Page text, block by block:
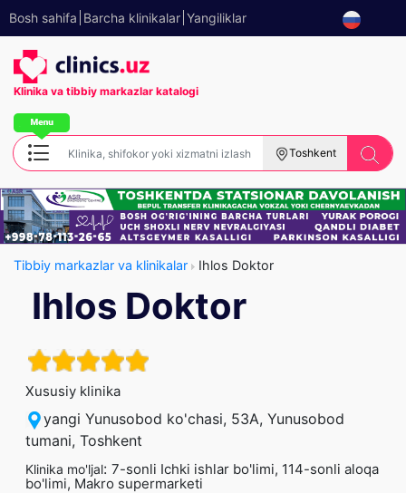
Bosh sahifa Barcha klinikalar Yangiliklar
Klinika va tibbiy markazlar katalogi
Toshkent
Tibbiy markazlar va klinikalar Ihlos Doktor
Ihlos Doktor
Xususiy klinika
yangi Yunusobod ko'chasi, 53A, Yunusobod
tumani, Toshkent
Klinika mo'ljal: 7-sonli Ichki ishlar bo'limi, 114-sonli aloqa
bo'limi, Makro supermarketi